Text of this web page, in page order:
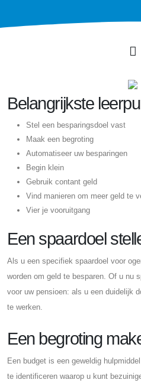
Belangrijkste
Stel een besparingsdoel vast
Maak een begroting
Automatiseer uw besparingen
Begin klein
Gebruik contant geld
Vind manieren om meer geld te
Vier je vooruitgang
Een spaardoel
Als u een specifiek spaardoel voor
worden om geld te besparen. Of u nu
voor uw pensioen: als u een duidelijk
te werken.
Een begroting
Een budget is een geweldig
te identificeren waarop u kunt